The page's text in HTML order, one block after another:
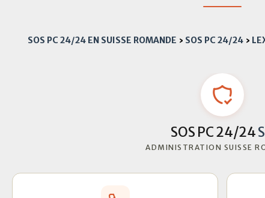
SOS PC 24/24 EN SUISSE ROMANDE › SOS PC 24/24 ›
SOS PC 24/24
ADMINISTRATION SUISSE